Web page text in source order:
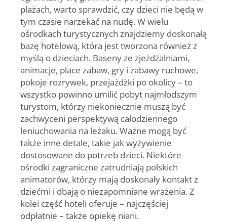
plażach, warto sprawdzić, czy dzieci nie będą w
tym czasie narzekać na nudę. W wielu
ośrodkach turystycznych znajdziemy doskonałą
bazę hotelową, która jest tworzona również z
myślą o dzieciach. Baseny ze zjeżdżalniami,
animacje, place zabaw, gry i zabawy ruchowe,
pokoje rozrywek, przejażdżki po okolicy – to
wszystko powinno umilić pobyt najmłodszym
turystom, którzy niekoniecznie muszą być
zachwyceni perspektywą całodziennego
leniuchowania na leżaku. Ważne mogą być
także inne detale, takie jak wyżywienie
dostosowane do potrzeb dzieci. Niektóre
ośrodki zagraniczne zatrudniają polskich
animatorów, którzy mają doskonały kontakt z
dziećmi i dbają o niezapomniane wrażenia. Z
kolei część hoteli oferuje – najczęściej
odpłatnie – także opiekę niani.